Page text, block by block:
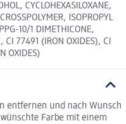
CYCLOHEXASILOXANE,
ISOPROPYL
10/1 DIMETHICONE,
CI 77491 (IRON OXIDES), CI
OXIDES)
entfernen und nach Wunsch
Farbe mit einem